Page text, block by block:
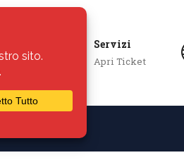
Servizi
Apri Ticket